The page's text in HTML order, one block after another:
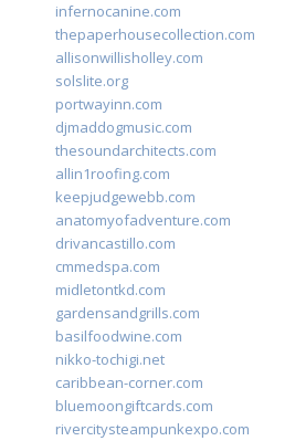
infernocanine.com
thepaperhousecollection.com
allisonwillisholley.com
solslite.org
portwayinn.com
djmaddogmusic.com
thesoundarchitects.com
allin1roofing.com
keepjudgewebb.com
anatomyofadventure.com
drivancastillo.com
cmmedspa.com
midletontkd.com
gardensandgrills.com
basilfoodwine.com
nikko-tochigi.net
caribbean-corner.com
bluemoongiftcards.com
rivercitysteampunkexpo.com